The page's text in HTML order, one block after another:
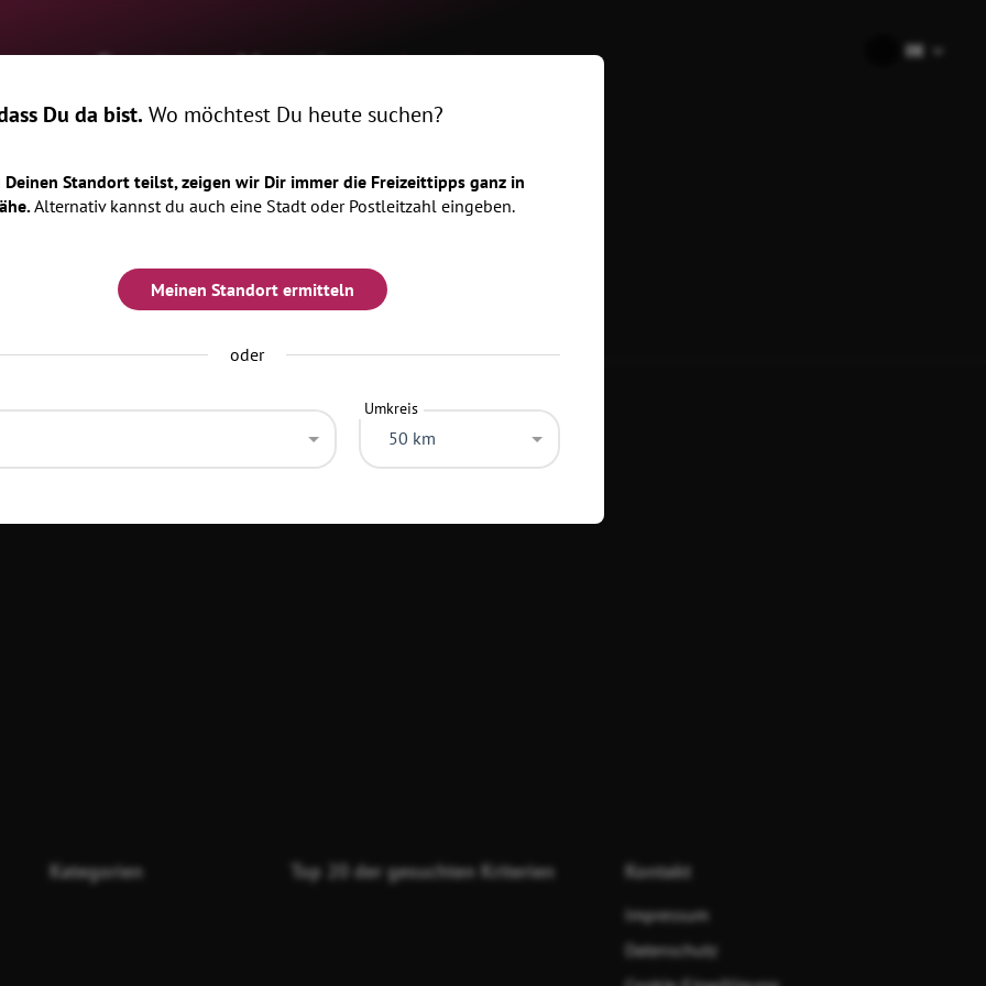
DE
Events Magazin Locations
Kategorien Top 20 der gesuchten Kriterien Kontakt
Impressum
Datenschutz
Du da bist. Wo möchtest Du heute suchen?
Deinen Standort teilst, zeigen wir Dir immer die Freizeittipps ganz in
Alternativ kannst du auch eine Stadt oder Postleitzahl eingeben.
Meinen Standort ermitteln
oder
Umkreis
50 km